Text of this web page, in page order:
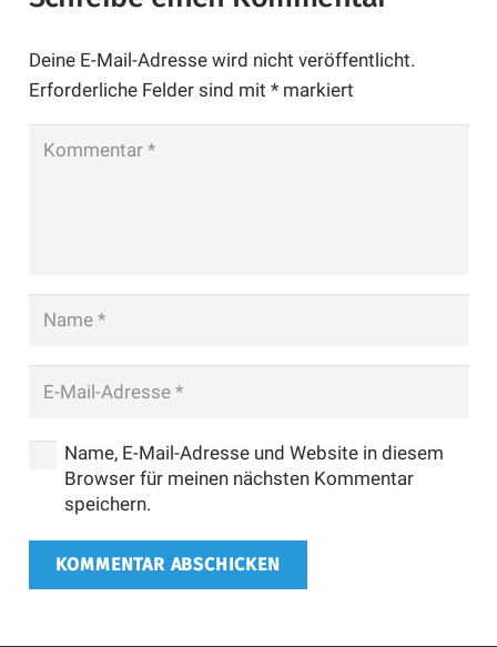
Deine E-Mail-Adresse wird nicht veröffentlicht.
Erforderliche Felder sind mit *markiert
Name, E-Mail-Adresse und Website in diesem
Browser für meinen nächsten Kommentar
speichern.
KOMMENTAR ABSCHICKEN